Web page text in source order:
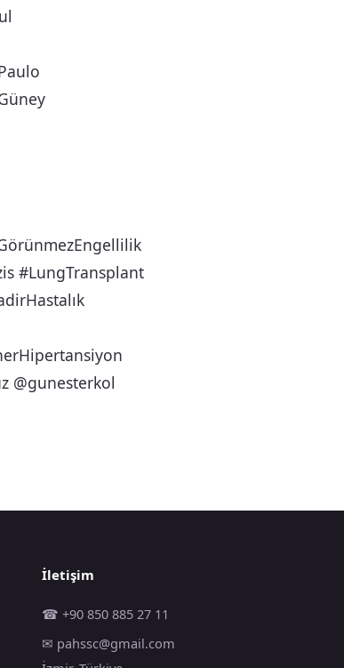
#LungTransplant
@gunesterkol
İletişim
☎ +90 850 885 27 11
✉ pahssc@gmail.com